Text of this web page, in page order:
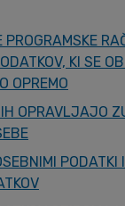
PROGRAMSKE
KI SE
OPREMO
OPRAVLJAJO
PODATKI